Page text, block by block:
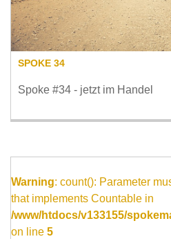
SPOKE 34
Spoke #34 - jetzt im Handel
Warning: count(): Parameter
that implements Countable in
/www/htdocs/v133155/
on line 5